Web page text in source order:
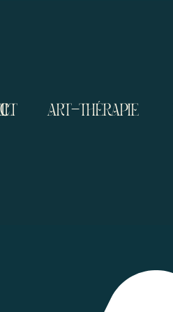
ART-THÉRAPIE